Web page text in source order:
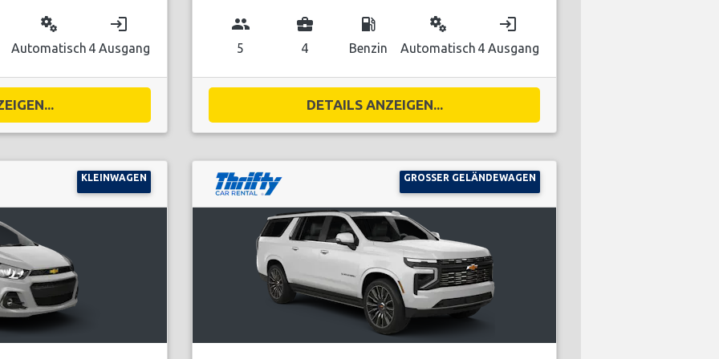
miscellaneous_services
Automatisch
login
4 Ausgang
group
5
business_center
4
local_gas_station
Benzin
miscellaneous_services
Automatisch
login
4 Ausgang
DETAILS ANZEIGEN...
KLEINWAGEN GROSSER GELÄNDEWAGEN